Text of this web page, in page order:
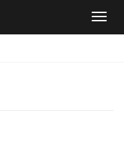
导
航